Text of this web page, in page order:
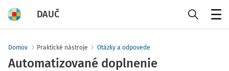
DAUČ
Domov Praktické nástroje Otázky a odpovede
Automatizované doplnenie